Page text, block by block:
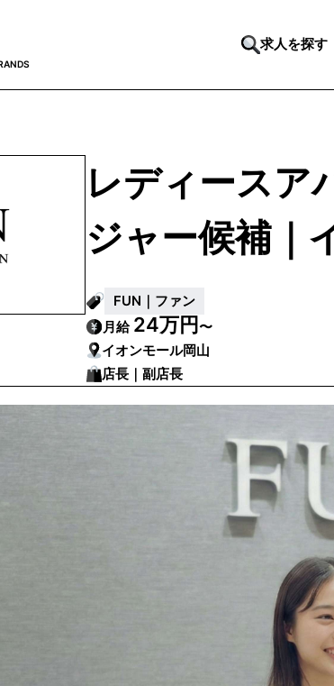
求人を探す
レディースア
ジャー候補｜
FUN｜ファン
月給 24万円〜
イオンモール岡山
店長｜副店長